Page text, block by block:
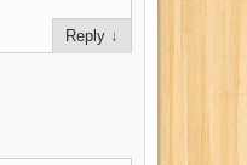
Reply ↓